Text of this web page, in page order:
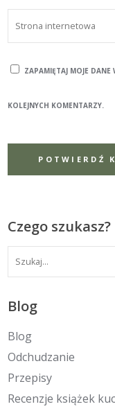
ZAPAMIĘTAJ MOJE
KOLEJNYCH KOMENTARZY.
Czego szukasz?
Blog
Blog
Odchudzanie
Przepisy
Recenzje książek